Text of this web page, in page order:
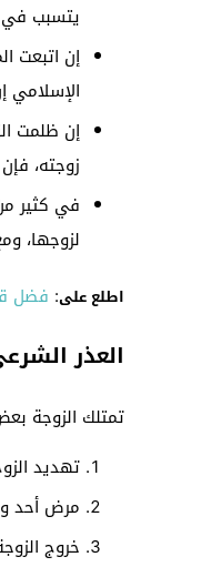
يتسبب في
إن اتبعت
إن ظلمت
زوجته،
في كثير
لزوجها،
اطلع على: فضل قراءة
العذر
تمتلك الزوجة
تهديد
مرض أحد
خروج